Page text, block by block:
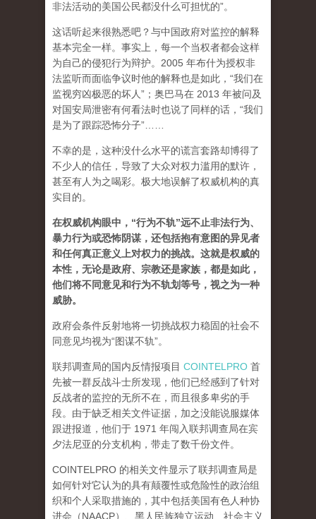
非法活动的美国公民都没什么可担忧的”。
这话听起来很熟悉吧？与中国政府对监控的解释
基本完全一样。事实上，每一个当权者都会这样
为自己的侵犯行为辩护。2005 年布什为授权非
法监听而面临争议时他的解释也是如此，“我们在
监视穷凶极恶的坏人”；奥巴马在 2013 年被问及
对国安局泄密有何看法时也说了同样的话，“我们
是为了跟踪恐怖分子”……
不幸的是，这种没什么水平的谎言套路却博得了
不少人的信任，导致了大众对权力滥用的默许，
甚至有人为之喝彩。极大地误解了权威机构的真
实目的。
在权威机构眼中，“行为不轨”远不止非法行为、
暴力行为或恐怖阴谋，还包括抱有意图的异见者
和任何真正意义上对权力的挑战。这就是权威的
本性，无论是政府、宗教还是家族，都是如此，
他们将不同意见和行为不轨划等号，视之为一种
威胁。
政府会条件反射地将一切挑战权力稳固的社会不
同意见均视为“图谋不轨”。
联邦调查局的国内反情报项目 COINTELPRO 首
先被一群反战斗士所发现，他们已经感到了针对
反战者的监控的无所不在，而且很多卑劣的手
段。由于缺乏相关文件证据，加之没能说服媒体
跟进报道，他们于 1971 年闯入联邦调查局在宾
夕法尼亚的分支机构，带走了数千份文件。
COINTELPRO 的相关文件显示了联邦调查局是
如何针对它认为的具有颠覆性或危险性的政治组
织和个人采取措施的，其中包括美国有色人种协
进会（NAACP）、黑人民族独立运动、社会主义